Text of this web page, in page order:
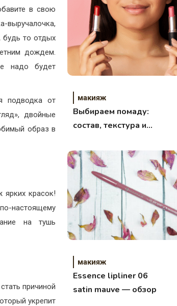
в свою
будь то отдых
дождем.
надо будет
подводка от
двойные
образ в
красок!
настоящему
на тушь
причиной
укрепит
макияж
Выбираем помаду:
состав, текстура и
косметики Clarins
макияж
Essence lipliner 06
satin mauve — обзор